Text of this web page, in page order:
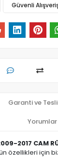
Güvenli
Garanti ve
Yorumlar
2017 CAM
özellikleri için